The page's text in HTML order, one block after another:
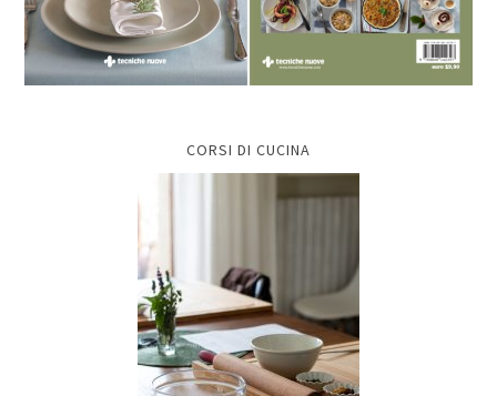
CORSI DI CUCINA